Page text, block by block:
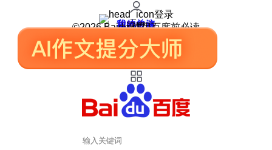
登录
我的关注
我的收藏
皮肤中心
用户反馈
设置
©2026 Baidu 使用百度前必读